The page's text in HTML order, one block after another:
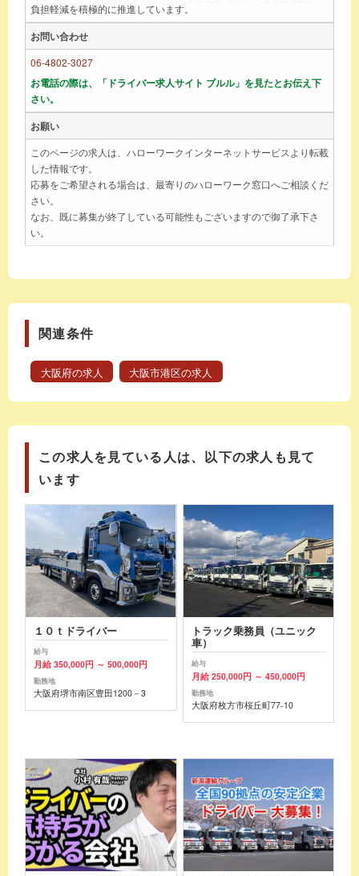
負担軽減を積極的に推進しています。
お問い合わせ
06-4802-3027
お電話の際は、「ドライバー求人サイト ブルル」を見たとお伝え下
さい。
お願い
このページの求人は、ハローワークインターネットサービスより転載
した情報です。
応募をご希望される場合は、最寄りのハローワーク窓口へご相談くだ
さい。
なお、既に募集が終了している可能性もございますので御了承下さ
い。
関連条件
大阪府の求人 大阪市港区の求人
この求人を見ている人は、以下の求人も見て
います
１０ｔドライバー
給与
月給 350,000円 ～ 500,000円
勤務地
大阪府堺市南区豊田1200－3
トラック乗務員（ユニック
車）
給与
月給 250,000円 ～ 450,000円
勤務地
大阪府枚方市桜丘町77-10